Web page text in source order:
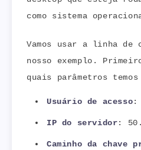
como sistema
Vamos usar a linha de
nosso exemplo.
quais parâmetros
Usuário de acesso:
IP do servidor:
Caminho da chave